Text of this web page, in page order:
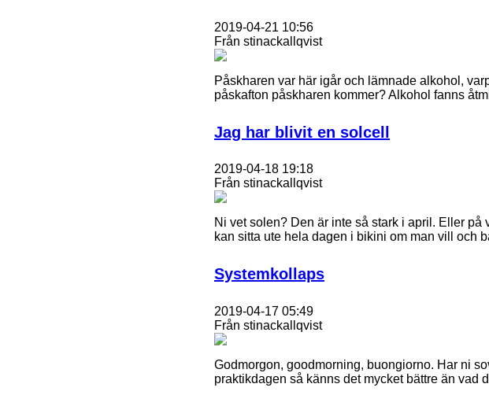
2019-04-21 10:56
Från stinackallqvist
Påskharen var här igår och lämnade alkohol,
påskafton påskharen kommer? Alkohol fanns
Jag har blivit en solcell
2019-04-18 19:18
Från stinackallqvist
Ni vet solen? Den är inte så stark i april. Eller
kan sitta ute hela dagen i bikini om man vill och
Systemkollaps
2019-04-17 05:49
Från stinackallqvist
Godmorgon, goodmorning, buongiorno. Har ni
praktikdagen så känns det mycket bättre än vad